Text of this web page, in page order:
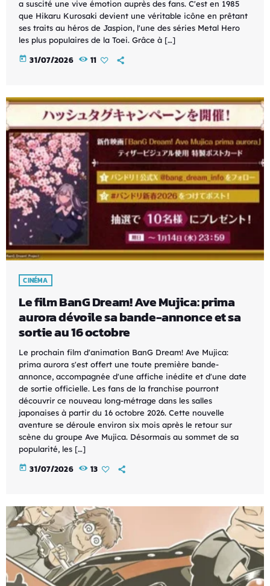
a suscité une vive émotion auprès des fans. C'est en 1985
que Hikaru Kurosaki devient une véritable icône en prêtant
ses traits au héros de Jaspion, l'une des séries Metal Hero
les plus populaires de la Toei. Grâce à […]
today 31/07/2026 11
CINÉMA
Le film BanG Dream! Ave Mujica: prima
aurora dévoile sa bande-annonce et sa
sortie au 16 octobre
Le prochain film d'animation BanG Dream! Ave Mujica:
prima aurora s'est offert une toute première bande-
annonce, accompagnée d'une affiche inédite et d'une date
de sortie officielle. Les fans de la franchise pourront
découvrir ce nouveau long-métrage dans les salles
japonaises à partir du 16 octobre 2026. Cette nouvelle
aventure se déroule environ six mois après le retour sur
scène du groupe Ave Mujica. Désormais au sommet de sa
popularité, les […]
today 31/07/2026 13